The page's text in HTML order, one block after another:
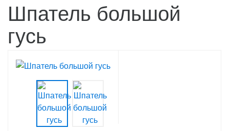
Шпатель большой
гусь